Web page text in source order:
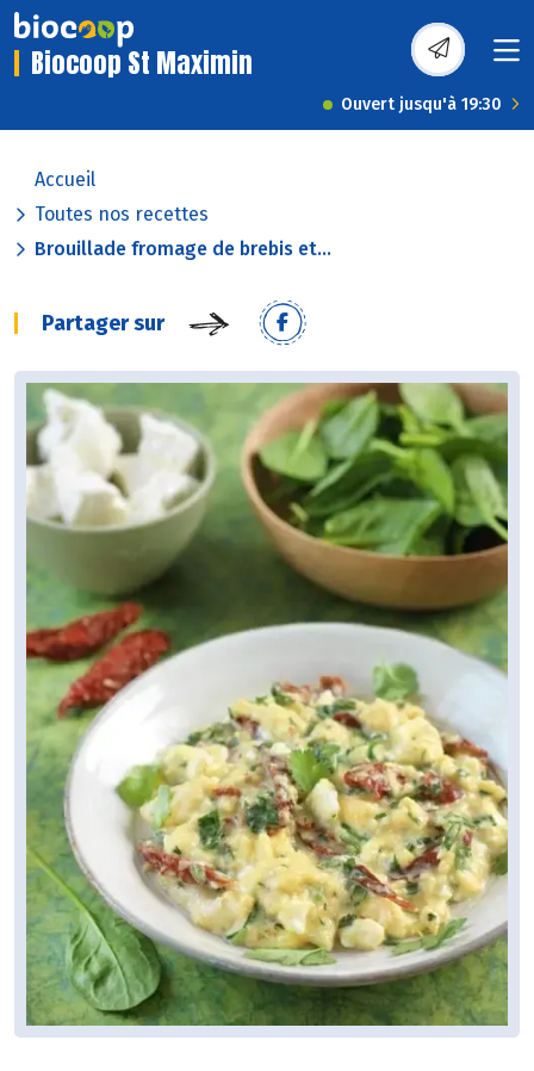
Biocoop St Maximin
Ouvert jusqu'à 19:30
Accueil
Toutes nos recettes
Brouillade fromage de brebis et...
Partager sur